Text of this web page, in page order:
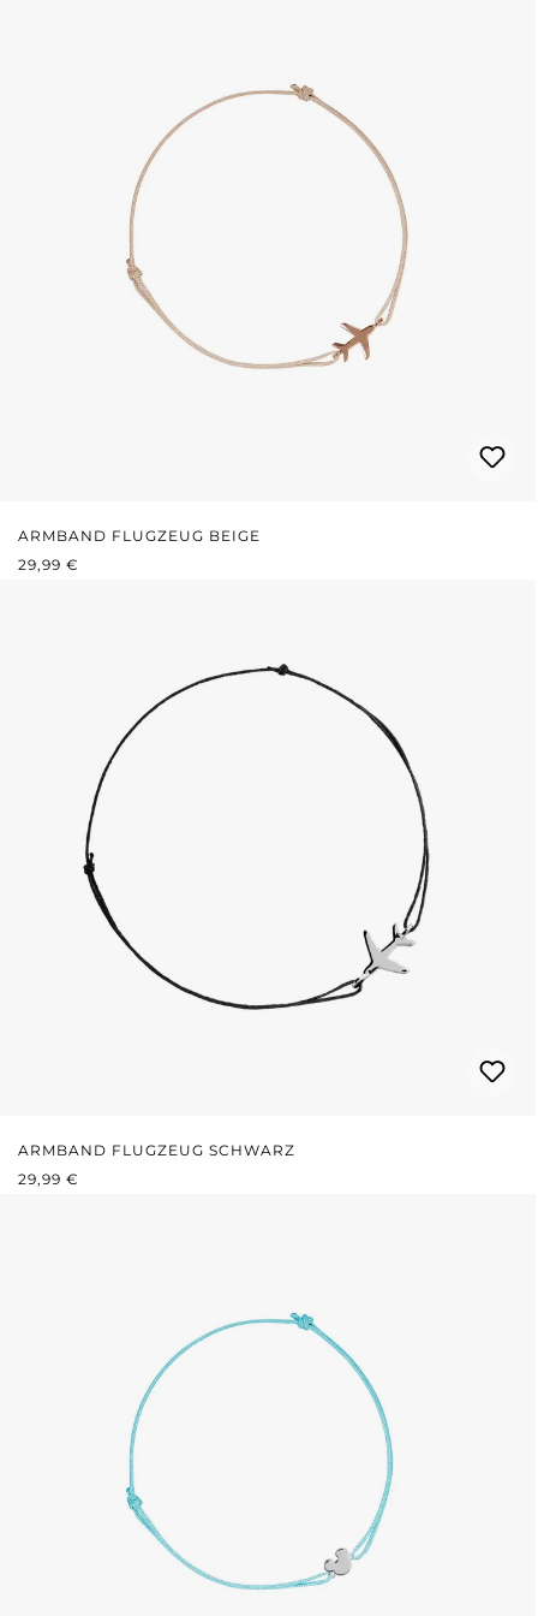
ARMBAND FLUGZEUG BEIGE
REGULÄRER PREIS:
29,99 €
ARMBAND FLUGZEUG SCHWARZ
REGULÄRER PREIS:
29,99 €